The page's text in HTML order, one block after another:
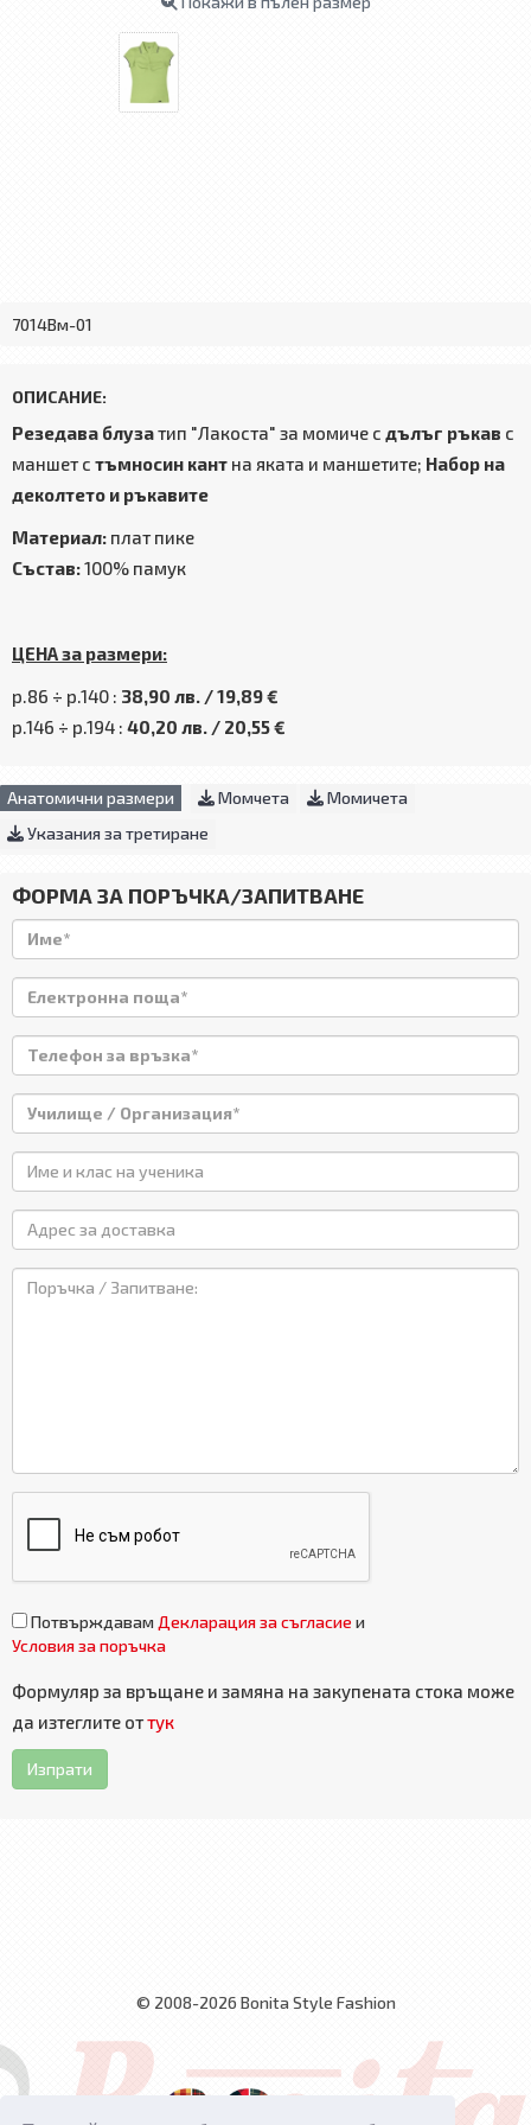
7014Bм-01
ОПИСАНИЕ:
Резедава блузатип "Лакоста" за момиче с дълъг ръкав с
маншет с тъмносин кант на яката и маншетите; Набор на
деколтето и ръкавите
Материал: плат пике
Състав:100% памук
ЦЕНА за размери:
р.86 ÷ р.140 : 38,90 лв. / 19,89 €
р.146 ÷ р.194 : 40,20 лв. / 20,55 €
Анатомични размери Момчета
Момичета
Указания за третиране
ФОРМА ЗА ПОРЪЧКА/ЗАПИТВАНЕ
Потвърждавам Декларация за съгласие и
Условия за поръчка
Формуляр за връщане и замяна на закупената стока може
да изтеглите оттук
Изпрати
© 2008-2026 Bonita Style Fashion